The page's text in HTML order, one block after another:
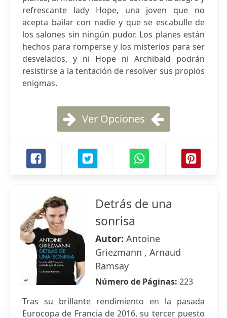
refrescante lady Hope, una joven que no
acepta bailar con nadie y que se escabulle de
los salones sin ningún pudor. Los planes están
hechos para romperse y los misterios para ser
desvelados, y ni Hope ni Archibald podrán
resistirse a la tentación de resolver sus propios
enigmas.
Ver Opciones
Detrás de una
sonrisa
Autor: Antoine
Griezmann , Arnaud
Ramsay
Número de Páginas: 223
Tras su brillante rendimiento en la pasada
Eurocopa de Francia de 2016, su tercer puesto